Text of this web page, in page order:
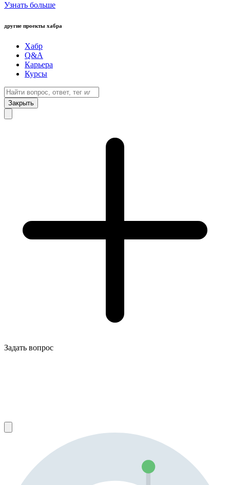
Узнать больше
другие проекты хабра
Хабр
Q&A
Карьера
Курсы
Закрыть
Задать вопрос